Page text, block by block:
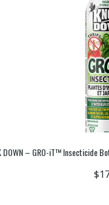
KD118D – KNOCK DOWN –
$
DOWN – GRO-iT™ Insecticide
$